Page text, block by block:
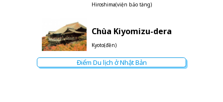
Hiroshima(viện bảo tàng)
Chùa Kiyomizu-dera
Kyoto(đền)
Điểm Du lịch ở Nhật Bản